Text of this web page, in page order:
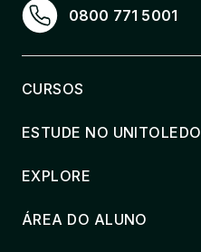
0800 771 5001
CURSOS
ESTUDE NO UNITOLEDO
EXPLORE
ÁREA DO ALUNO